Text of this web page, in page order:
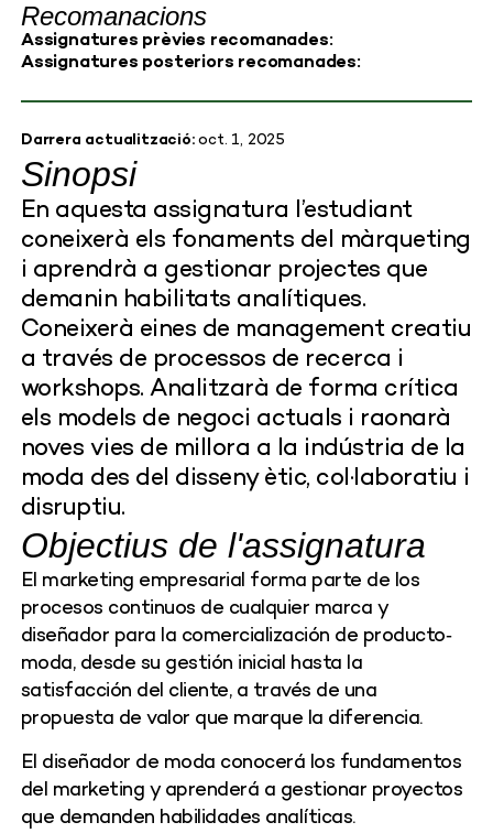
Sinopsi
En aquesta assignatura l’estudiant
coneixerà els fonaments del màrqueting
i aprendrà a gestionar projectes que
demanin habilitats analítiques.
Coneixerà eines de management creatiu
a través de processos de recerca i
workshops. Analitzarà de forma crítica
els models de negoci actuals i raonarà
noves vies de millora a la indústria de la
moda des del disseny ètic, col·laboratiu i
disruptiu.
Objectius de l'assignatura
El marketing empresarial forma parte de los
procesos continuos de cualquier marca y
diseñador para la comercialización de producto‐
moda, desde su gestión inicial hasta la
satisfacción del cliente, a través de una
propuesta de valor que marque la diferencia.
El diseñador de moda conocerá los fundamentos
del marketing y aprenderá a gestionar proyectos
que demanden habilidades analíticas.
Recomanacions
Assignatures prèvies recomanades:
Assignatures posteriors recomanades:
Darrera actualització:oct. 1, 2025